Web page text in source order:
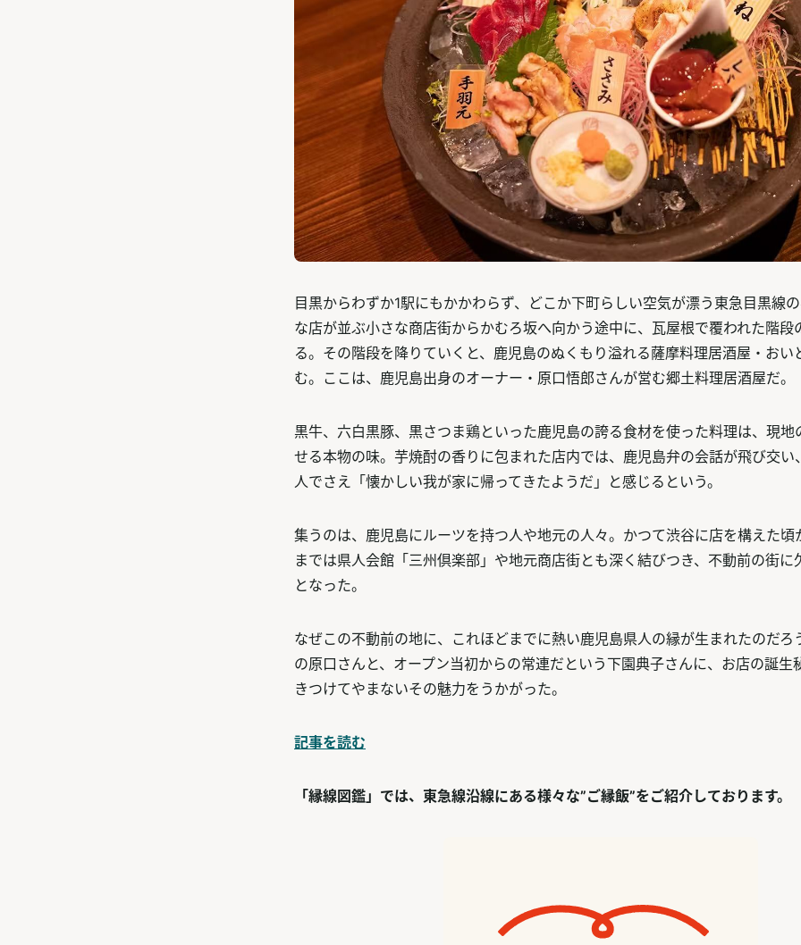
目黒からわずか1駅にもかかわらず、どこか下町らしい空気が漂う東急目黒線
な店が並ぶ小さな商店街からかむろ坂へ向かう途中に、瓦屋根で覆われた階段
る。その階段を降りていくと、鹿児島のぬくもり溢れる薩摩料理居酒屋・おい
む。ここは、鹿児島出身のオーナー・原口悟郎さんが営む郷土料理居酒屋だ。
黒牛、六白黒豚、黒さつま鶏といった鹿児島の誇る食材を使った料理は、現地
せる本物の味。芋焼酎の香りに包まれた店内では、鹿児島弁の会話が飛び交い
人でさえ「懐かしい我が家に帰ってきたようだ」と感じるという。
集うのは、鹿児島にルーツを持つ人や地元の人々。かつて渋谷に店を構えた頃
までは県人会館「三州倶楽部」や地元商店街とも深く結びつき、不動前の街に
となった。
なぜこの不動前の地に、これほどまでに熱い鹿児島県人の縁が生まれたのだろ
の原口さんと、オープン当初からの常連だという下園典子さんに、お店の誕生
きつけてやまないその魅力をうかがった。
記事を読む
「縁線図鑑」では、東急線沿線にある様々な”ご縁飯”をご紹介しております。